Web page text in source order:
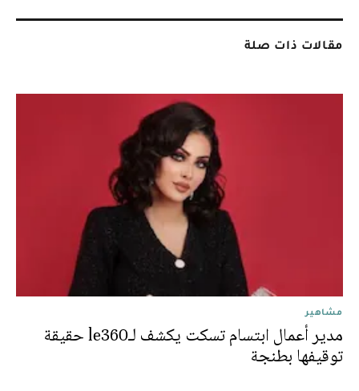
مقالات ذات صلة
مشاهير
مدير أعمال ابتسام تسكت يكشف لـle360 حقيقة
توقيفها بطنجة